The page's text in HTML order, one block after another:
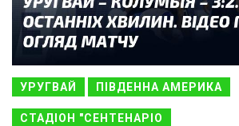
УРУГВАЙ ПІВДЕННА АМЕРИКА
СТАДІОН "СЕНТЕНАРІО